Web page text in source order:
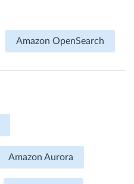
Amazon OpenSearch
Amazon Aurora